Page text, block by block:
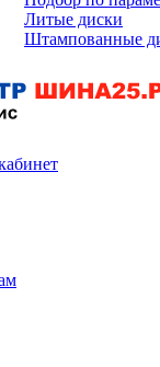
Литые диски
Штампованные